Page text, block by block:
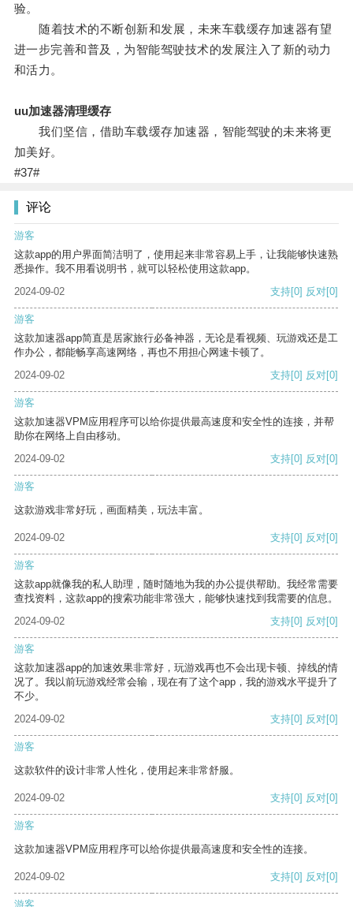
验。
随着技术的不断创新和发展，未来车载缓存加速器有望
进一步完善和普及，为智能驾驶技术的发展注入了新的动力
和活力。
uu加速器清理缓存
我们坚信，借助车载缓存加速器，智能驾驶的未来将更
加美好。
#37#
评论
游客
这款app的用户界面简洁明了，使用起来非常容易上手，让我能够快速熟
悉操作。我不用看说明书，就可以轻松使用这款app。
2024-09-02
支持[0] 反对[0]
游客
这款加速器app简直是居家旅行必备神器，无论是看视频、玩游戏还是工
作办公，都能畅享高速网络，再也不用担心网速卡顿了。
2024-09-02
支持[0] 反对[0]
游客
这款加速器VPM应用程序可以给你提供最高速度和安全性的连接，并帮
助你在网络上自由移动。
2024-09-02
支持[0] 反对[0]
游客
这款游戏非常好玩，画面精美，玩法丰富。
2024-09-02 支持[0] 反对[0]
游客
这款app就像我的私人助理，随时随地为我的办公提供帮助。我经常需要
查找资料，这款app的搜索功能非常强大，能够快速找到我需要的信息。
2024-09-02
支持[0] 反对[0]
游客
这款加速器app的加速效果非常好，玩游戏再也不会出现卡顿、掉线的情
况了。我以前玩游戏经常会输，现在有了这个app，我的游戏水平提升了
不少。
2024-09-02
支持[0] 反对[0]
游客
这款软件的设计非常人性化，使用起来非常舒服。
2024-09-02 支持[0] 反对[0]
游客
这款加速器VPM应用程序可以给你提供最高速度和安全性的连接。
2024-09-02 支持[0] 反对[0]
游客